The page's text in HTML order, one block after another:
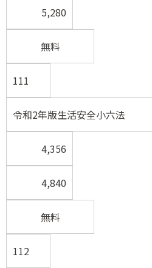
5,280
無料
111
令和2年版生活安全小六法
4,356
4,840
無料
112